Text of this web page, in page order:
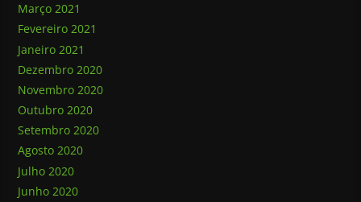
Março 2021
Fevereiro 2021
Janeiro 2021
Dezembro 2020
Novembro 2020
Outubro 2020
Setembro 2020
Agosto 2020
Julho 2020
Junho 2020